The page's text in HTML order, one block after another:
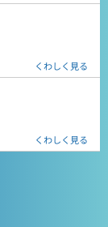
くわしく見る
くわしく見る